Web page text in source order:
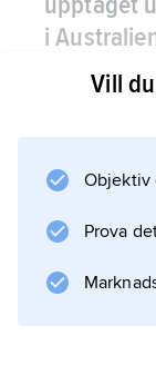
i
Vill
Objektiv
Prova